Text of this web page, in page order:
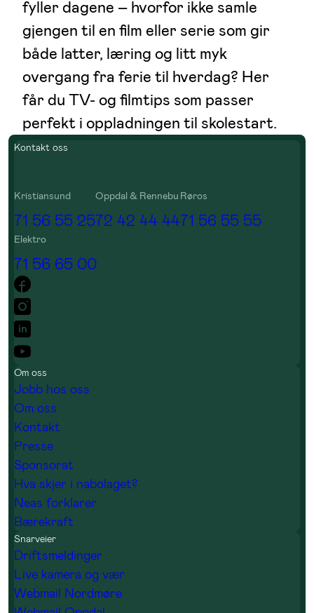
fyller dagene – hvorfor ikke samle
gjengen til en film eller serie som gir
både latter, læring og litt myk
overgang fra ferie til hverdag? Her
får du TV- og filmtips som passer
perfekt i oppladningen til skolestart.
Kontakt oss
Kristiansund
71 56 55 25
Oppdal & Rennebu
72 42 44 44
Røros
71 56 55 55
Elektro
71 56 65 00
Om oss
Jobb hos oss
Om oss
Kontakt
Presse
Sponsorat
Hva skjer i nabolaget?
Neas forklarer
Bærekraft
Snarveier
Driftsmeldinger
Live kamera og vær
Webmail Nordmøre